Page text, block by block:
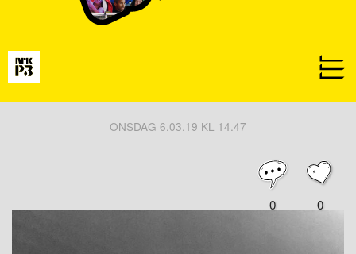
ONSDAG 6.03.19 KL 14.47
0 0